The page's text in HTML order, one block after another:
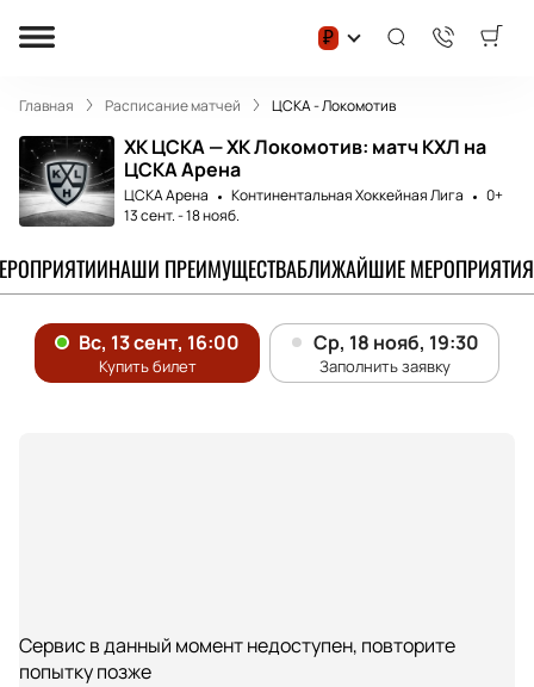
₽
Главная Расписание матчей ЦСКА - Локомотив
ХК ЦСКА — ХК Локомотив: матч КХЛ на
ЦСКА Арена
ЦСКА Арена Континентальная Хоккейная Лига
0+
13 сент.-18 нояб.
НАШИ ПРЕИМУЩЕСТВАБЛИЖАЙШИЕ МЕРОПРИЯТИЯ
Сервис в данный момент недоступен, повторите
попытку позже